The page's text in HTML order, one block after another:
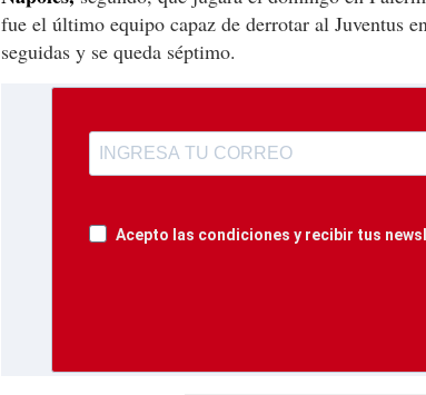
fue el último equipo capaz de derrotar al Juventus
seguidas y se queda séptimo.
Acepto las condiciones y recibir tus